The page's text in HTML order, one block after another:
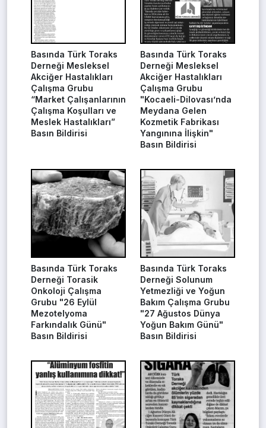
Basında Türk Toraks
Derneği Mesleksel
Akciğer Hastalıkları
Çalışma Grubu
“Market Çalışanlarının
Çalışma Koşulları ve
Meslek Hastalıkları”
Basın Bildirisi
Basında Türk Toraks
Derneği Mesleksel
Akciğer Hastalıkları
Çalışma Grubu
"Kocaeli-Dilovası’nda
Meydana Gelen
Kozmetik Fabrikası
Yangınına İlişkin"
Basın Bildirisi
Basında Türk Toraks
Derneği Torasik
Onkoloji Çalışma
Grubu "26 Eylül
Mezotelyoma
Farkındalık Günü"
Basın Bildirisi
Basında Türk Toraks
Derneği Solunum
Yetmezliği ve Yoğun
Bakım Çalışma Grubu
"27 Ağustos Dünya
Yoğun Bakım Günü"
Basın Bildirisi